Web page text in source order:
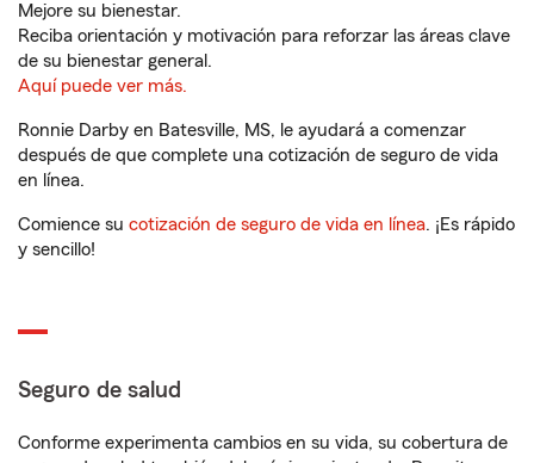
Mejore su bienestar.
Reciba orientación y motivación para reforzar las áreas clave
de su bienestar general.
Aquí puede ver más.
Ronnie Darby en Batesville, MS, le ayudará a comenzar
después de que complete una cotización de seguro de vida
en línea.
Comience su cotización de seguro de vida en línea. ¡Es rápido
y sencillo!
Seguro de salud
Conforme experimenta cambios en su vida, su cobertura de